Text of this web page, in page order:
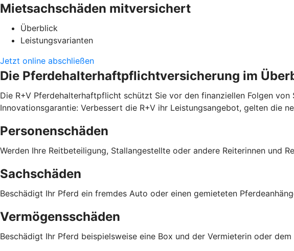
Mietsachschäden mitversichert
Überblick
Leistungsvarianten
Jetzt online abschließen
Die Pferdehalterhaftpflichtversicherung im
Die R+V Pferdehalterhaftpflicht schützt Sie vor den finanziellen Folgen
Innovationsgarantie: Verbessert die R+V ihr Leistungsangebot, gelten die
Personenschäden
Werden Ihre Reitbeteiligung, Stallangestellte oder andere Reiterinnen und
Sachschäden
Beschädigt Ihr Pferd ein fremdes Auto oder einen gemieteten
Vermögensschäden
Beschädigt Ihr Pferd beispielsweise eine Box und der Vermieterin oder